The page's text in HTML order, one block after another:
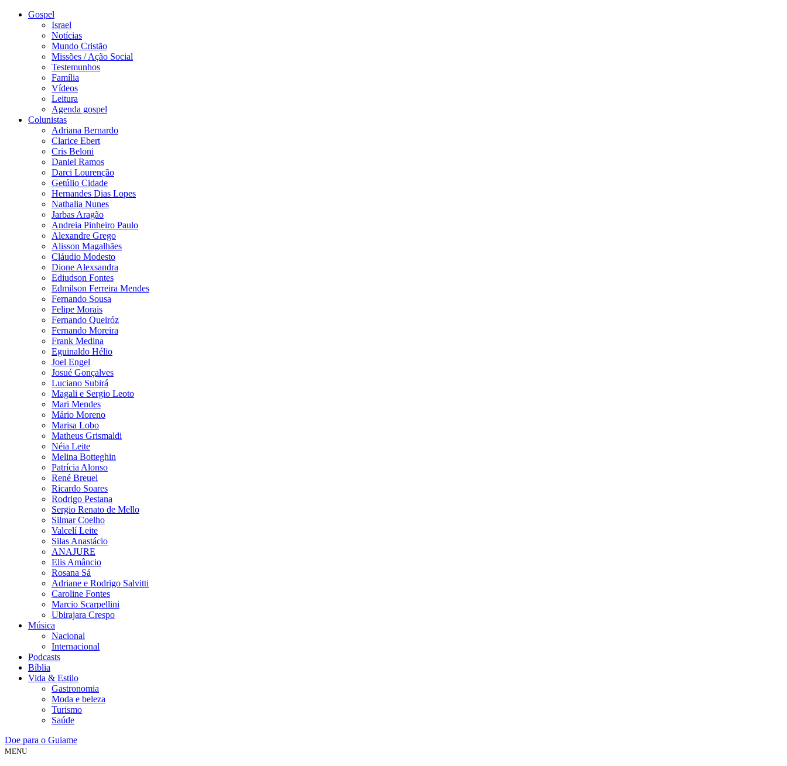
Gospel
Israel
Notícias
Mundo Cristão
Missões / Ação Social
Testemunhos
Família
Vídeos
Leitura
Agenda gospel
Colunistas
Adriana Bernardo
Clarice Ebert
Cris Beloni
Daniel Ramos
Darci Lourenção
Getúlio Cidade
Hernandes Dias Lopes
Nathalia Nunes
Jarbas Aragão
Andreia Pinheiro Paulo
Alexandre Grego
Alisson Magalhães
Cláudio Modesto
Dione Alexsandra
Ediudson Fontes
Edmilson Ferreira Mendes
Fernando Sousa
Felipe Morais
Fernando Queiróz
Fernando Moreira
Frank Medina
Eguinaldo Hélio
Joel Engel
Josué Gonçalves
Luciano Subirá
Magali e Sergio Leoto
Mari Mendes
Mário Moreno
Marisa Lobo
Matheus Grismaldi
Néia Leite
Melina Botteghin
Patrícia Alonso
René Breuel
Ricardo Soares
Rodrigo Pestana
Sergio Renato de Mello
Silmar Coelho
Valcelí Leite
Silas Anastácio
ANAJURE
Elis Amâncio
Rosana Sá
Adriane e Rodrigo Salvitti
Caroline Fontes
Marcio Scarpellini
Ubirajara Crespo
Música
Nacional
Internacional
Podcasts
Bíblia
Vida & Estilo
Gastronomia
Moda e beleza
Turismo
Saúde
Doe para o Guiame
MENU